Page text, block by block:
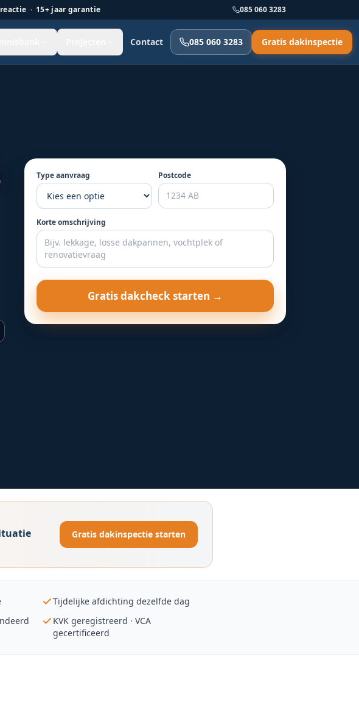
· 15+ jaar garantie 085 060 3283
Contact 085 060 3283 Gratis dakinspectie
Type aanvraag Postcode
Korte omschrijving
Gratis dakcheck starten →
Gratis dakinspectie starten
Tijdelijke afdichting dezelfde dag
KVK geregistreerd · VCA
gecertificeerd